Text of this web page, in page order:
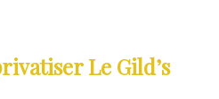
Le Gild’s